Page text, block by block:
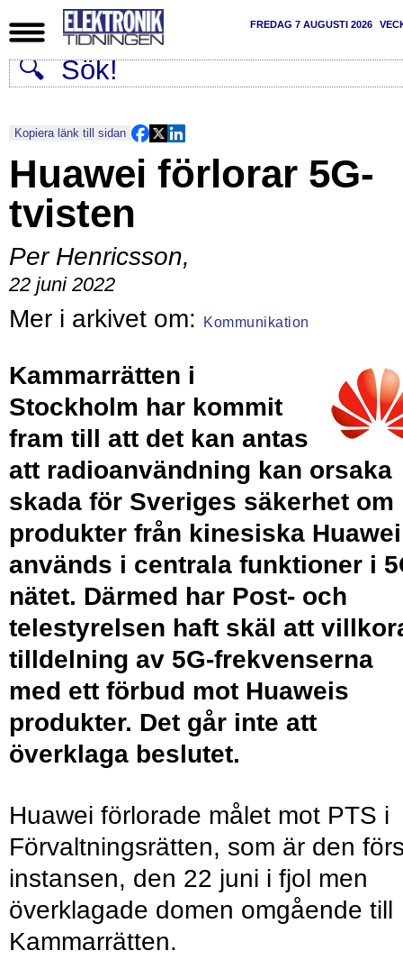
FREDAG 7 AUGUSTI 2026
Kopiera länk till sidan
Huawei förlorar 5G-
tvisten
Per Henricsson,
22 juni 2022
Kommunikation
Kammarrätten i
Stockholm har kommit
fram till att det kan antas
att radioanvändning kan orsaka
skada för Sveriges säkerhet om
produkter från kinesiska Huawei
används i centrala funktioner i
nätet. Därmed har Post- och
telestyrelsen haft skäl att
tilldelning av 5G-frekvenserna
med ett förbud mot Huaweis
produkter. Det går inte att
överklaga beslutet.
Huawei förlorade målet mot PTS i
Förvaltningsrätten, som är den
instansen, den 22 juni i fjol men
överklagade domen omgående till
Kammarrätten.